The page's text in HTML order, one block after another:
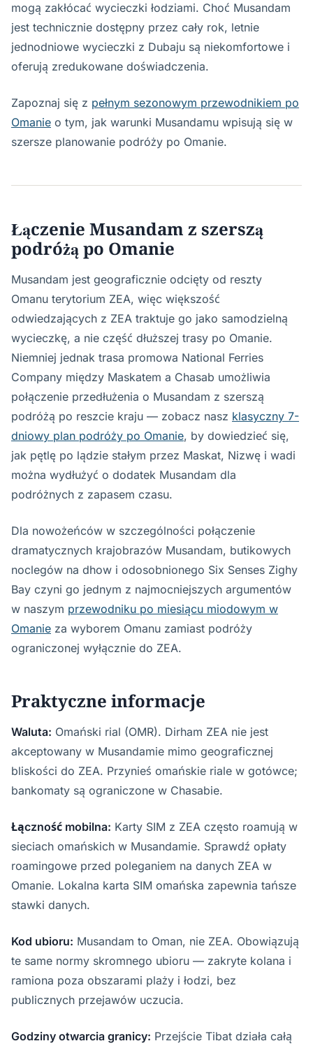
mogą zakłócać wycieczki łodziami. Choć Musandam
jest technicznie dostępny przez cały rok, letnie
jednodniowe wycieczki z Dubaju są niekomfortowe i
oferują zredukowane doświadczenia.
Zapoznaj się z pełnym sezonowym przewodnikiem po
Omanie o tym, jak warunki Musandamu wpisują się w
szersze planowanie podróży po Omanie.
Łączenie Musandam z szerszą
podróżą po Omanie
Musandam jest geograficznie odcięty od reszty
Omanu terytorium ZEA, więc większość
odwiedzających z ZEA traktuje go jako samodzielną
wycieczkę, a nie część dłuższej trasy po Omanie.
Niemniej jednak trasa promowa National Ferries
Company między Maskatem a Chasab umożliwia
połączenie przedłużenia o Musandam z szerszą
podróżą po reszcie kraju — zobacz nasz klasyczny 7-
dniowy plan podróży po Omanie, by dowiedzieć się,
jak pętlę po lądzie stałym przez Maskat, Nizwę i wadi
można wydłużyć o dodatek Musandam dla
podróżnych z zapasem czasu.
Dla nowożeńców w szczególności połączenie
dramatycznych krajobrazów Musandam, butikowych
noclegów na dhow i odosobnionego Six Senses Zighy
Bay czyni go jednym z najmocniejszych argumentów
w naszym przewodniku po miesiącu miodowym w
Omanie za wyborem Omanu zamiast podróży
ograniczonej wyłącznie do ZEA.
Praktyczne informacje
Waluta: Omański rial (OMR). Dirham ZEA nie jest
akceptowany w Musandamie mimo geograficznej
bliskości do ZEA. Przynieś omańskie riale w gotówce;
bankomaty są ograniczone w Chasabie.
Łączność mobilna: Karty SIM z ZEA często roamują w
sieciach omańskich w Musandamie. Sprawdź opłaty
roamingowe przed poleganiem na danych ZEA w
Omanie. Lokalna karta SIM omańska zapewnia tańsze
stawki danych.
Kod ubioru: Musandam to Oman, nie ZEA. Obowiązują
te same normy skromnego ubioru — zakryte kolana i
ramiona poza obszarami plaży i łodzi, bez
publicznych przejawów uczucia.
Godziny otwarcia granicy: Przejście Tibat działa całą